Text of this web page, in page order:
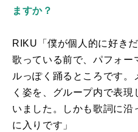
ますか？
RIKU「僕が個人的に好き
歌っている前で、パフォー
ルっぽく踊るところです
く姿を、グループ内で表
いました。しかも歌詞に
に入りです」